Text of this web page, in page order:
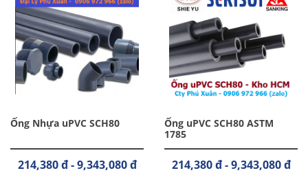
Ống Nhựa uPVC SCH80
214,380 đ - 9,343,080 đ
Ống uPVC SCH80 ASTM
1785
214,380 đ - 9,343,080 đ